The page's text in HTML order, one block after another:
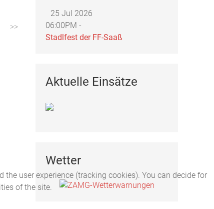
25 Jul 2026
06:00PM -
Stadlfest der FF-Saaß
Aktuelle Einsätze
Wetter
user experience (tracking cookies). You can decide for
of the site.